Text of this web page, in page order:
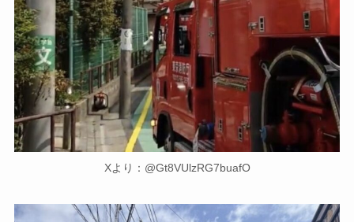
Xより：@Gt8VUlzRG7buafO